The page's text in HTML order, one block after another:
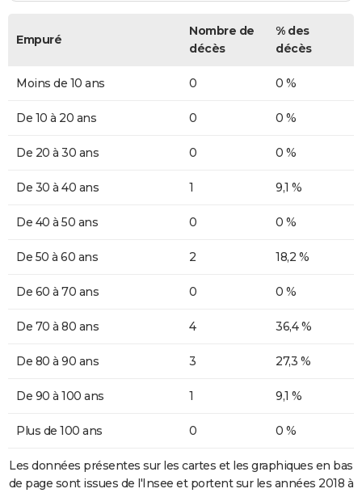
Empuré
Nombre de
décès
% des
décès
Moins de 10 ans 0 0 %
De 10 à 20 ans 0 0 %
De 20 à 30 ans 0 0 %
De 30 à 40 ans 1 9,1 %
De 40 à 50 ans 0 0 %
De 50 à 60 ans 2 18,2 %
De 60 à 70 ans 0 0 %
De 70 à 80 ans 4 36,4 %
De 80 à 90 ans 3 27,3 %
De 90 à 100 ans 1 9,1 %
Plus de 100 ans 0 0 %
Les données présentes sur les cartes et les graphiques en bas
de page sont issues de l'Insee et portent sur les années 2018 à